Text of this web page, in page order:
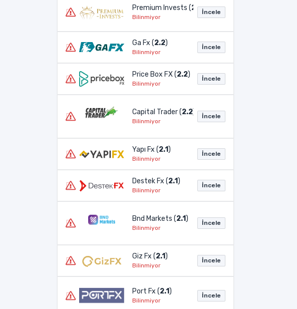
Premium Invests (2.3)
Bilinmiyor
İncele
Ga Fx (2.2)
Bilinmiyor
İncele
Price Box FX (2.2)
Bilinmiyor
İncele
Capital Trader (2.2)
Bilinmiyor
İncele
Yapı Fx (2.1)
Bilinmiyor
İncele
Destek Fx (2.1)
Bilinmiyor
İncele
Bnd Markets (2.1)
Bilinmiyor
İncele
Giz Fx (2.1)
Bilinmiyor
İncele
Port Fx (2.1)
Bilinmiyor
İncele